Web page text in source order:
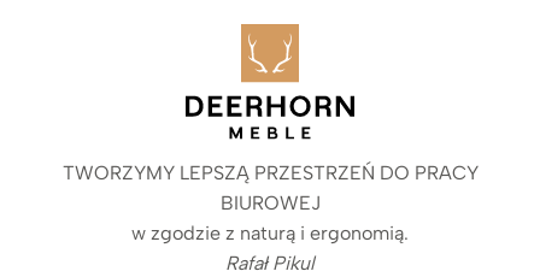
TWORZYMY LEPSZĄ PRZESTRZEŃ DO PRACY
BIUROWEJ
w zgodzie z naturą i ergonomią.
Rafał Pikul